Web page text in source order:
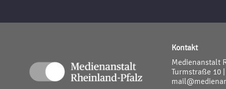
Kontakt
Medienanstalt
Turmstraße 10